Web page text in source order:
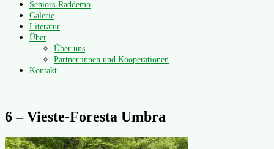
Seniors-Raddemo
Galerie
Literatur
Über
Über uns
Partner:innen und Kooperationen
Kontakt
6 – Vieste-Foresta Umbra